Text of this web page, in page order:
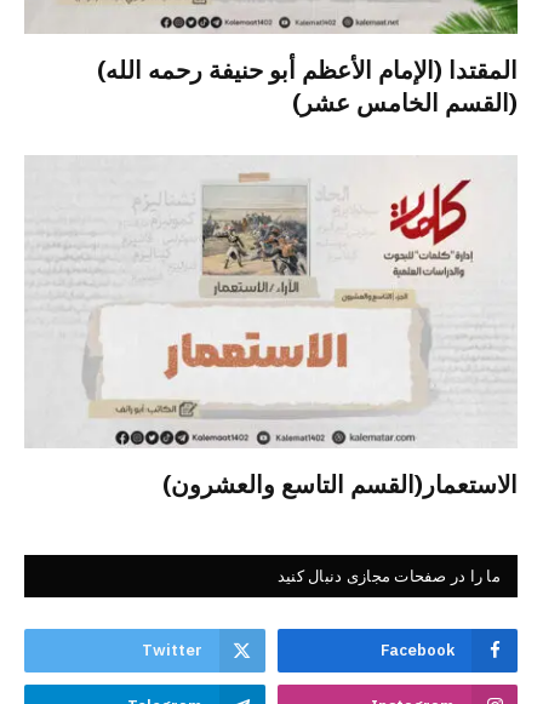
المقتدا (الإمام الأعظم أبو حنيفة رحمه الله)
(القسم الخامس عشر)
الاستعمار(القسم التاسع والعشرون)
ما را در صفحات مجازی دنبال کنید
Facebook
Twitter